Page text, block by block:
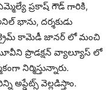
ప్రకాష్ గౌడ్ గారికి,
భాను, దర్శకుడు
క్రైమ్ కామెడీ జానర్ లో మంచి
ప్రొడక్షన్ వ్యాల్యూస్ లో
నిర్మిస్తున్నారు.
వెల్లడిస్తాం.